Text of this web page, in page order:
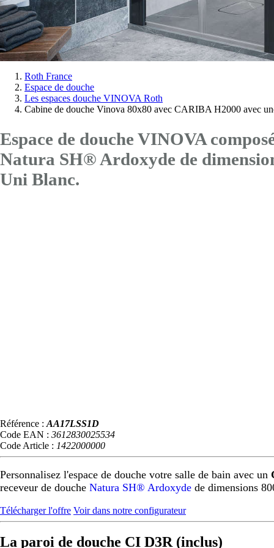
Vous
êtes
Roth France
Espace de douche
Les espaces douche VINOVA Roth
Cabine de douche Vinova 80x80 avec CARIBA H2000 avec
Espace de douche VINOVA
Natura SH® Ardoxyde de
Uni Blanc.
Référence : AA17LSS1D
Code EAN : 3612830025534
Code Article : 1422000000
Personnalisez l'espace de douche votre salle de bain avec un
receveur de douche Natura SH® Ardoxyde de dimensions
Télécharger l'offre Voir dans notre configurateur
La paroi de douche CI D3R (inclus)